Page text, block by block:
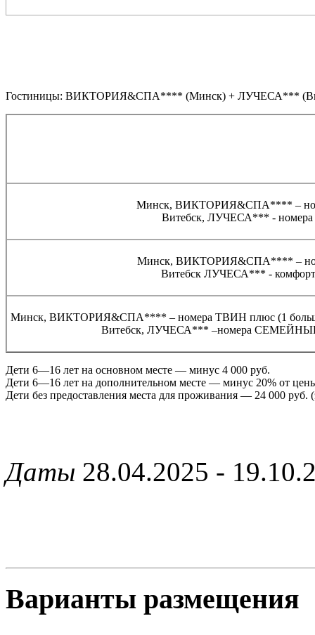
Гостиницы: ВИКТОРИЯ&СПА**** (Минск) + ЛУЧЕСА***
Минск, ВИКТОРИЯ&СПА**** –
Витебск, ЛУЧЕСА*** -
Минск, ВИКТОРИЯ&СПА**** –
Витебск ЛУЧЕСА*** -
Минск, ВИКТОРИЯ&СПА**** – номера ТВИН плюс (1
Витебск, ЛУЧЕСА*** –номера СЕМЕЙНЫЕ
Дети 6—16 лет на основном месте — минус 4 000 руб.
Дети 6—16 лет на дополнительном месте — минус 20% от
Дети без предоставления места для проживания — 24 000 руб.
Даты 28.04.2025 -
Варианты размещения